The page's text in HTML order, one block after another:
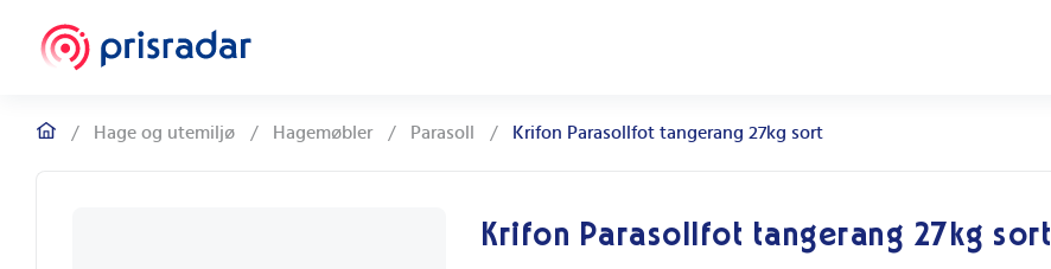
/ Hage og utemiljø / Hagemøbler / Parasoll / Krifon Parasollfot tangerang 27kg sort
Krifon Parasollfot tangerang 27kg sort